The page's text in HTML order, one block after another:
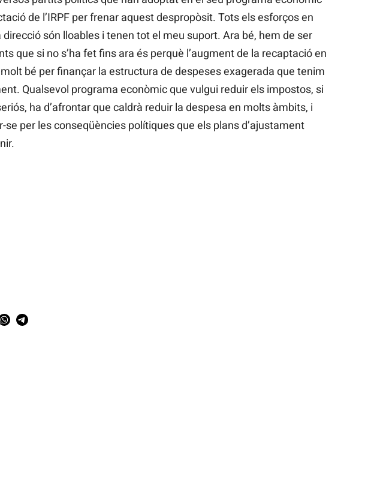
de l’IRPF per frenar aquest despropòsit. Tots els esforços en
direcció són lloables i tenen tot el meu suport. Ara bé, hem de ser
que si no s’ha fet fins ara és perquè l’augment de la recaptació en
molt bé per finançar la estructura de despeses exagerada que tenim
Qualsevol programa econòmic que vulgui reduir els impostos, si
ha d’afrontar que caldrà reduir la despesa en molts àmbits, i
se per les conseqüències polítiques que els plans d’ajustament